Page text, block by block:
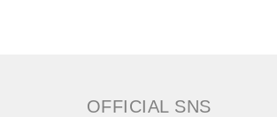
OFFICIAL SNS